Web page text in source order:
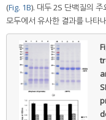
(Fig. 1B). 대두 2S 단백질의
모두에서 유사한 결과를 나타